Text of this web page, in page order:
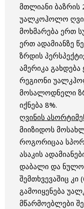
მთლიანი ბაზრის
უალკოჰოლო
მოხმარება ერთ
ერთ ადამიანზე
ზრდის
ამერიკა
რეგიონი
მოსალოდნელი
იქნება 8%.
ღვინის
მიიზიდოს
როგორიცაა
ასაკის
დაბალი და
შემთხვევაშიც
გამოიყენება
მწარმოებლები